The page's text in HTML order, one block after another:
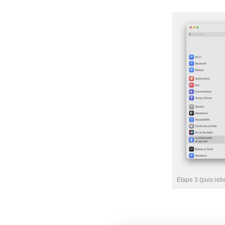
Etape 3 (puis